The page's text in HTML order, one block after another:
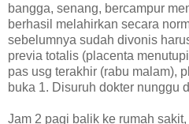
bangga, senang, bercampur
berhasil melahirkan secara
sebelumnya sudah divonis
previa totalis (placenta
pas usg terakhir (rabu malam),
buka 1. Disuruh dokter nunggu
Jam 2 pagi balik ke rumah